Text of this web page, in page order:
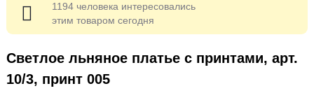
Светлое льняное платье c принтами, арт.
10/3, принт 005
1194 человека интересовались
этим товаром сегодня